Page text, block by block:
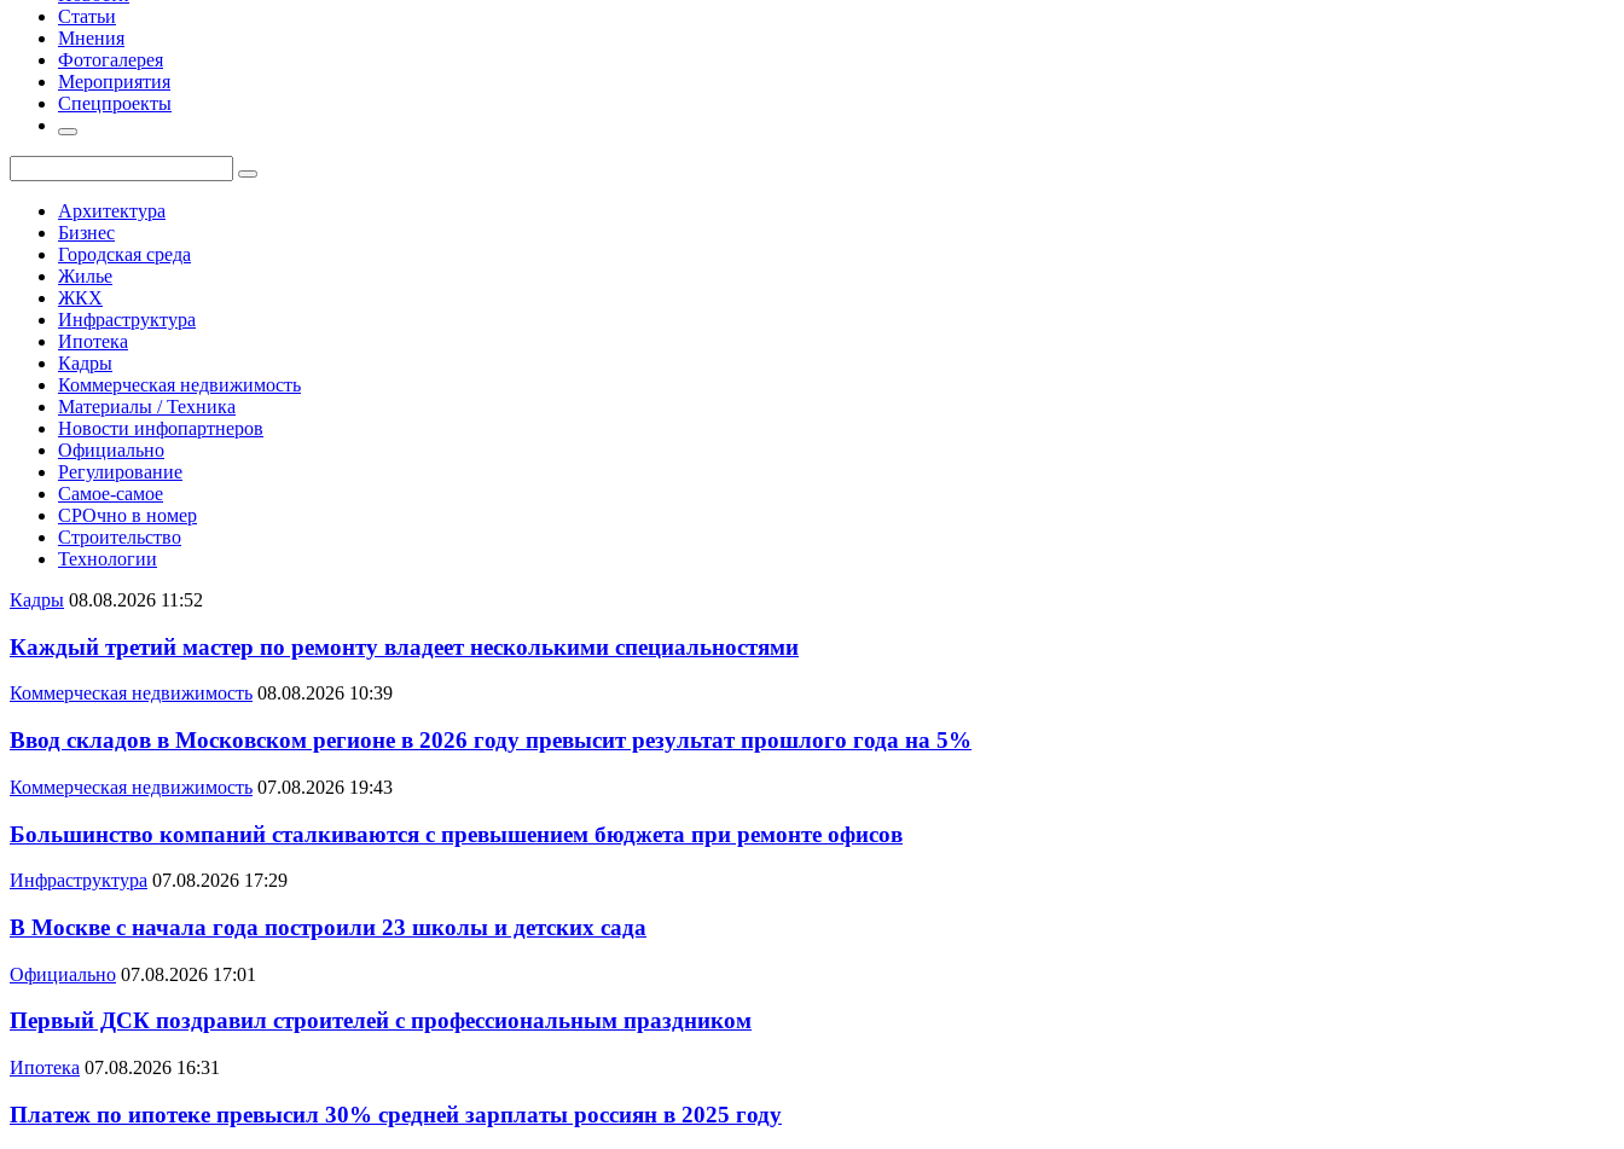
Статьи
Мнения
Фотогалерея
Мероприятия
Спецпроекты
Архитектура
Бизнес
Городская среда
Жилье
ЖКХ
Инфраструктура
Ипотека
Кадры
Коммерческая недвижимость
Материалы / Техника
Новости инфопартнеров
Официально
Регулирование
Самое-самое
СРОчно в номер
Строительство
Технологии
Кадры 08.08.2026 11:52
Каждый третий мастер по ремонту владеет несколькими специальностями
Коммерческая недвижимость 08.08.2026 10:39
Ввод складов в Московском регионе в 2026 году превысит результат прошлого года на 5%
Коммерческая недвижимость 07.08.2026 19:43
Большинство компаний сталкиваются с превышением бюджета при ремонте офисов
Инфраструктура 07.08.2026 17:29
В Москве с начала года построили 23 школы и детских сада
Официально 07.08.2026 17:01
Первый ДСК поздравил строителей с профессиональным праздником
Ипотека 07.08.2026 16:31
Платеж по ипотеке превысил 30% средней зарплаты россиян в 2025 году